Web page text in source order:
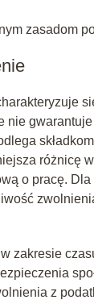
zasadom
nie
różnicę
o pracę.
zakresie
z